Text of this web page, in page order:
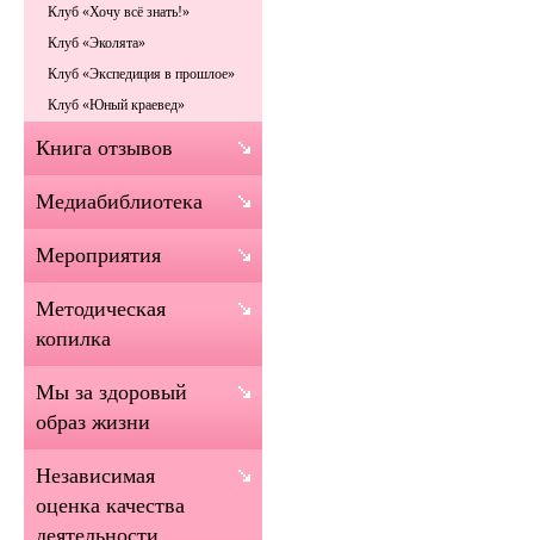
Клуб «Хочу всё знать!»
Клуб «Эколята»
Клуб «Экспедиция в прошлое»
Клуб «Юный краевед»
Книга отзывов
Медиабиблиотека
Мероприятия
Методическая
копилка
Мы за здоровый
образ жизни
Независимая
оценка качества
деятельности